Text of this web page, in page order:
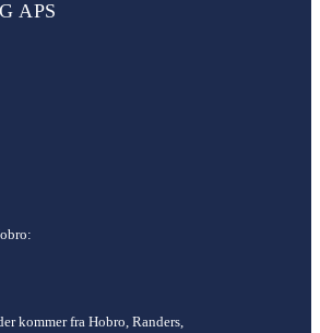
APS
kommer fra Hobro, Randers,